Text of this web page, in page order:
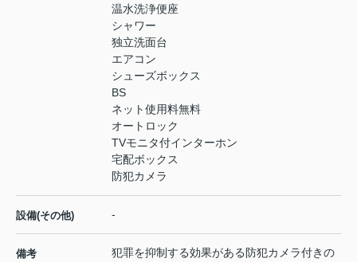
温水洗浄便座
シャワー
独立洗面台
エアコン
シューズボックス
BS
ネット使用料無料
オートロック
TVモニタ付インターホン
宅配ボックス
防犯カメラ
設備(その他) -
備考
犯罪を抑制する効果がある防犯カメラ付きの